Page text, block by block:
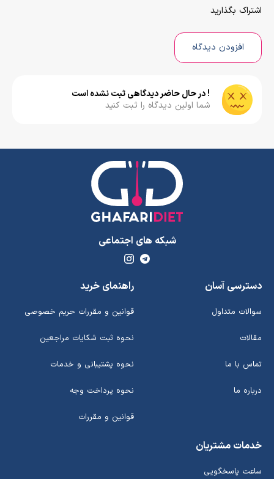
اشتراک بگذارید
افزودن دیدگاه
! در حال حاضر دیدگاهی ثبت نشده است
شما اولین دیدگاه را ثبت کنید
شبکه های اجتماعی
دسترسی آسان
سوالات متداول
مقالات
تماس با ما
درباره ما
راهنمای خرید
قوانین و مقررات حریم خصوصی
نحوه ثبت شکایات مراجعین
نحوه پشتیبانی و خدمات
نحوه پرداخت وجه
قوانین و مقررات
خدمات مشتریان
ساعت پاسخگویی